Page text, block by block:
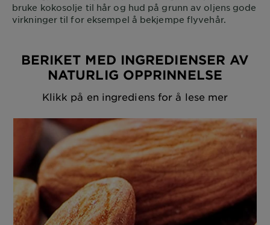
bruke kokosolje til hår og hud på grunn av oljens gode
virkninger til for eksempel å bekjempe flyvehår.
BERIKET MED INGREDIENSER AV
NATURLIG OPPRINNELSE
Klikk på en ingrediens for å lese mer